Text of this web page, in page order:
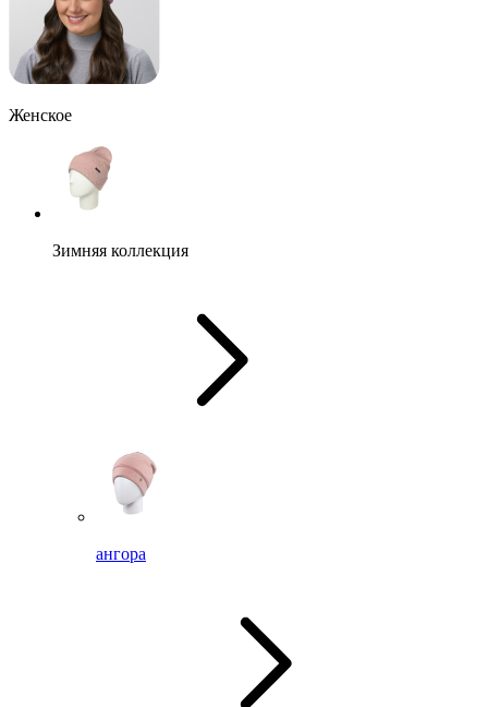
Женское
Зимняя коллекция
ангора